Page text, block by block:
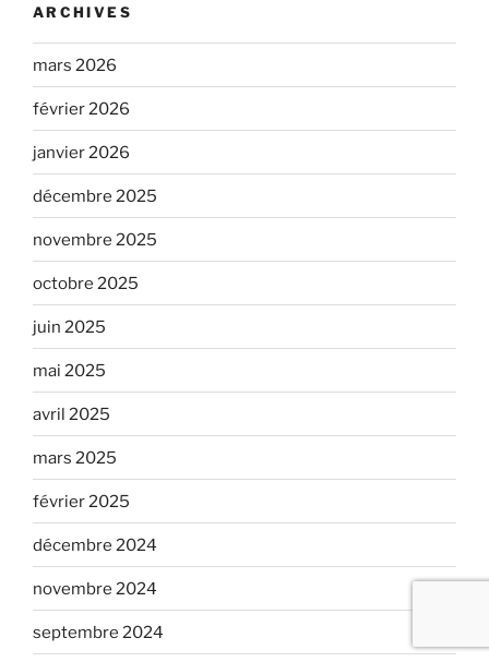
ARCHIVES
mars 2026
février 2026
janvier 2026
décembre 2025
novembre 2025
octobre 2025
juin 2025
mai 2025
avril 2025
mars 2025
février 2025
décembre 2024
novembre 2024
septembre 2024